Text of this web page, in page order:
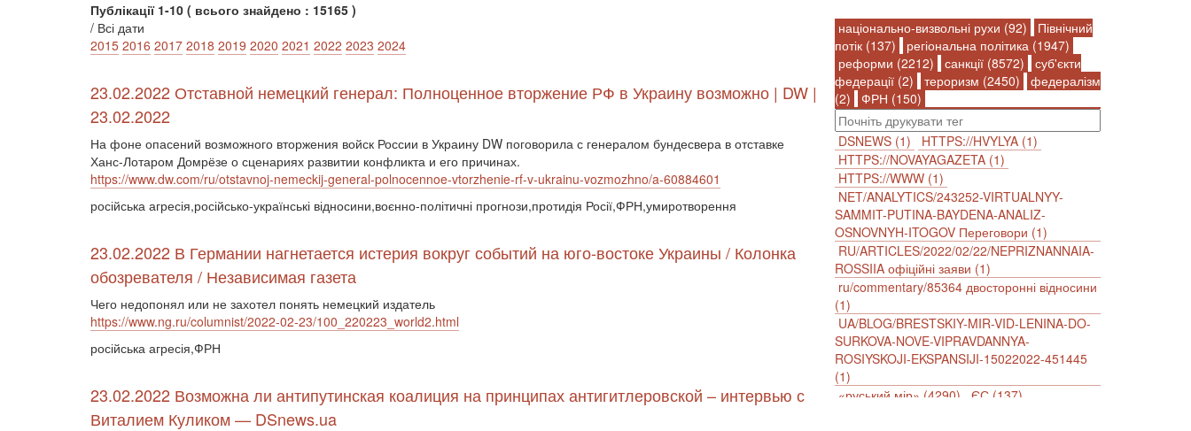
Публікації 1-10 ( всього знайдено : 15165 )
національно-визвольні рухи (92)
Північний
потік (137)
регіональна політика (1947)
реформи (2212)
санкції (8572)
суб'єкти
федерації (2)
тероризм (2450)
федералізм
(2)
ФРН (150)
DSNEWS (1)
HTTPS://HVYLYA (1)
HTTPS://NOVAYAGAZETA (1)
HTTPS://WWW (1)
NET/ANALYTICS/243252-VIRTUALNYY-
SAMMIT-PUTINA-BAYDENA-ANALIZ-
OSNOVNYH-ITOGOV Переговори (1)
RU/ARTICLES/2022/02/22/NEPRIZNANNAIA-
ROSSIIA офіційні заяви (1)
ru/commentary/85364 двосторонні відносини
(1)
UA/BLOG/BRESTSKIY-MIR-VID-LENINA-DO-
SURKOVA-NOVE-VIPRAVDANNYA-
ROSIYSKOJI-EKSPANSIJI-15022022-451445
(1)
«руський мір» (4290)
ЄС (137)
/ Всі дати
2015 2016 2017 2018 2019 2020 2021 2022 2023 2024
23.02.2022 Отставной немецкий генерал: Полноценное вторжение РФ в Украину возможно | DW |
23.02.2022
На фоне опасений возможного вторжения войск России в Украину DW поговорила с генералом бундесвера в отставке
Ханс-Лотаром Домрёзе о сценариях развитии конфликта и его причинах.
https://www.dw.com/ru/otstavnoj-nemeckij-general-polnocennoe-vtorzhenie-rf-v-ukrainu-vozmozhno/a-60884601
російська агресія,російсько-українські відносини,воєнно-політичні прогнози,протидія Росії,ФРН,умиротворення
23.02.2022 В Германии нагнетается истерия вокруг событий на юго-востоке Украины / Колонка
обозревателя / Независимая газета
Чего недопонял или не захотел понять немецкий издатель
https://www.ng.ru/columnist/2022-02-23/100_220223_world2.html
російська агресія,ФРН
23.02.2022 Возможна ли антипутинская коалиция на принципах антигитлеровской – интервью с
Виталием Куликом — DSnews.ua